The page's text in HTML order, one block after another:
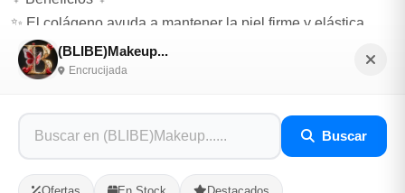
(BLIBE)Makeup...
Encrucijada
Buscar
✨ El colágeno ayuda a mantener la piel firme y elástica,
reduciendo la aparición de arrugas y líneas de expresión.
✨ Ayuda a mantener la piel hidratada, mejorando su textura
✨ Suaviza las arrugas y líneas finas, proporcionando una
piel más lisa y uniforme.